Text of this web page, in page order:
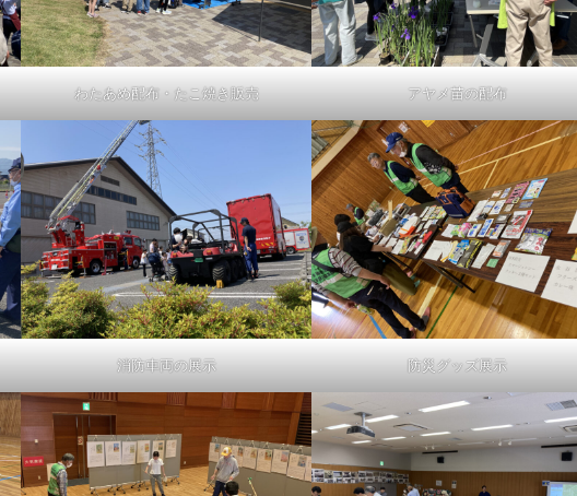
わたあめ配布・たこ焼き販売 アヤメ苗の配布
消防車両の展示 防災グッズ展示